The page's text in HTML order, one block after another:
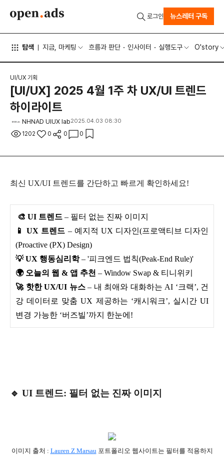
탐색 지금, 마케팅 흐름과 판단 인사이터 실행도구 O'story
로그인 뉴스레터 구독
UI/UX 기획
[UI/UX] 2025 4월 1주 차 UX/UI 트렌드
하이라이트
NHNAD UIUX lab2025.04.03 08:30
1202 0 0 0
최신 UX/UI 트렌드를 간단하고 빠르게 확인하세요!
🎨 UI 트렌드 – 필터 없는 진짜 이미지
📱 UX 트렌드 – 예지적 UX 디자인(프로액티브 디자인
(Proactive (PX) Design)
💡 UX 행동심리학– '피크엔드 법칙(Peak-End Rule)'
🌍 오늘의 웹 & 앱 추천 – Window Swap & 티니위키
🚀 핫한 UX/UI 뉴스– 내 최애와 대화하는 AI ‘크랙’, 건
강 데이터로 맞춤 UX 제공하는 ‘캐시워크’, 실시간 UI
변경 가능한 ‘버즈빌’까지 한눈에!
🔹 UI 트렌드: 필터 없는 진짜 이미지
이미지 출처 : Lauren Z Marsau 포트폴리오 웹사이트는 필터를 적용하지